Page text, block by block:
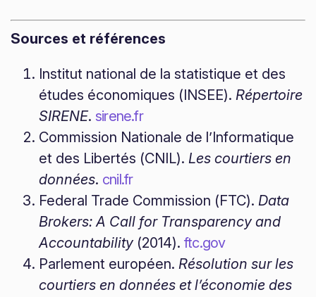
Sources et références
Institut national de la statistique et des
études économiques (INSEE). Répertoire
SIRENE. sirene.fr
Commission Nationale de l’Informatique
et des Libertés (CNIL). Les courtiers en
données. cnil.fr
Federal Trade Commission (FTC). Data
Brokers: A Call for Transparency and
Accountability(2014). ftc.gov
Parlement européen. Résolution sur les
courtiers en données et l’économie des